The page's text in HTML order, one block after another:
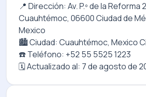
📍 Dirección: Av. P.º de la Reforma
Cuauhtémoc, 06600 Ciudad de
Mexico
🏙️ Ciudad: Cuauhtémoc, Mexico
☎️ Teléfono: +52 55 5525 1223
🗓️ Actualizado al: 7 de agosto de